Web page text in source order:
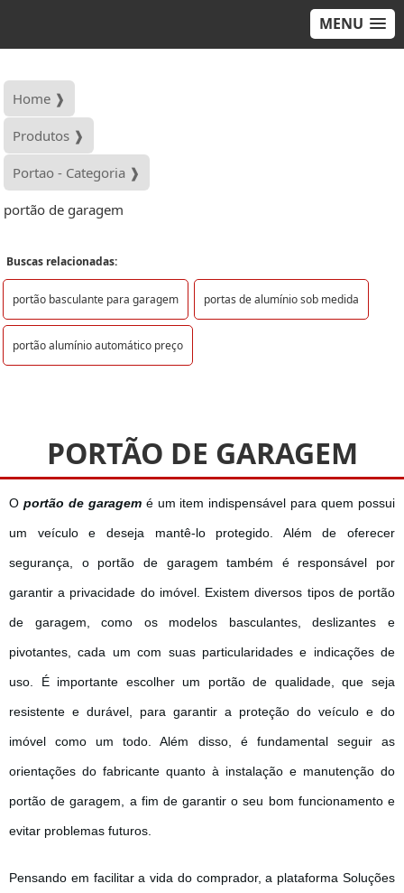
MENU
Home ❱
Produtos ❱
Portao - Categoria ❱
portão de garagem
Buscas relacionadas:
portão basculante para garagem portas de alumínio sob medida
portão alumínio automático preço
PORTÃO DE GARAGEM
O portão de garagem é um item indispensável para quem possui
um veículo e deseja mantê-lo protegido. Além de oferecer
segurança, o portão de garagem também é responsável por
garantir a privacidade do imóvel. Existem diversos tipos de portão
de garagem, como os modelos basculantes, deslizantes e
pivotantes, cada um com suas particularidades e indicações de
uso. É importante escolher um portão de qualidade, que seja
resistente e durável, para garantir a proteção do veículo e do
imóvel como um todo. Além disso, é fundamental seguir as
orientações do fabricante quanto à instalação e manutenção do
portão de garagem, a fim de garantir o seu bom funcionamento e
evitar problemas futuros.
Pensando em facilitar a vida do comprador, a plataforma Soluções